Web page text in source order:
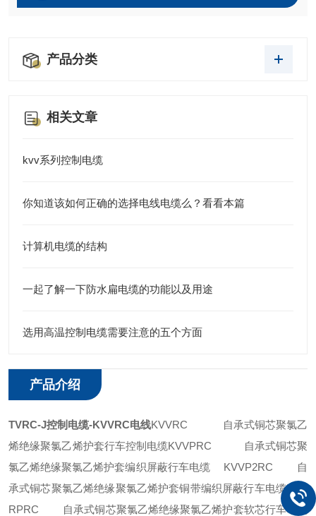
产品分类
相关文章
kvv系列控制电缆
你知道该如何正确的选择电线电缆么？看看本篇
计算机电缆的结构
一起了解一下防水扁电缆的功能以及用途
选用高温控制电缆需要注意的五个方面
产品介绍
TVRC-J控制电缆-KVVRC电线KVVRC 自承式铜芯聚氯乙
烯绝缘聚氯乙烯护套行车控制电缆KVVPRC 自承式铜芯聚
氯乙烯绝缘聚氯乙烯护套编织屏蔽行车电缆 KVVP2RC 自
承式铜芯聚氯乙烯绝缘聚氯乙烯护套铜带编织屏蔽行车电缆KVV
RPRC 自承式铜芯聚氯乙烯绝缘聚氯乙烯护套软芯行车电缆